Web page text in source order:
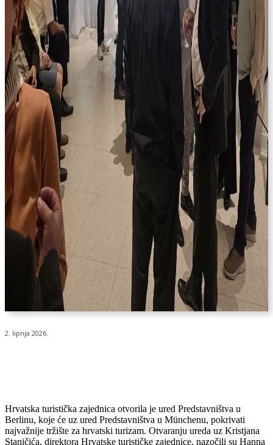
2. lipnja 2026.
Hrvatska turistička zajednica otvorila je ured Predstavništva u
Berlinu, koje će uz ured Predstavništva u Münchenu, pokrivati
najvažnije tržište za hrvatski turizam. Otvaranju ureda uz Kristjana
Staničića, direktora Hrvatske turističke zajednice, nazočili su Hanna